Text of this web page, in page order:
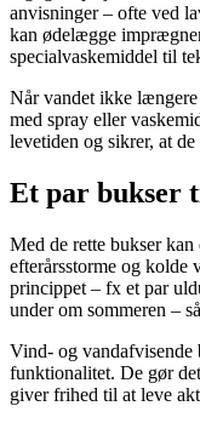
anvisninger – ofte ved
kan ødelægge
specialvaskemiddel til
Når vandet ikke
med spray eller
levetiden og sikrer, at
Et par bukser
Med de rette bukser
efterårsstorme og kolde
princippet – fx et par
under om sommeren –
Vind- og vandafvisende
funktionalitet. De gør
giver frihed til at leve